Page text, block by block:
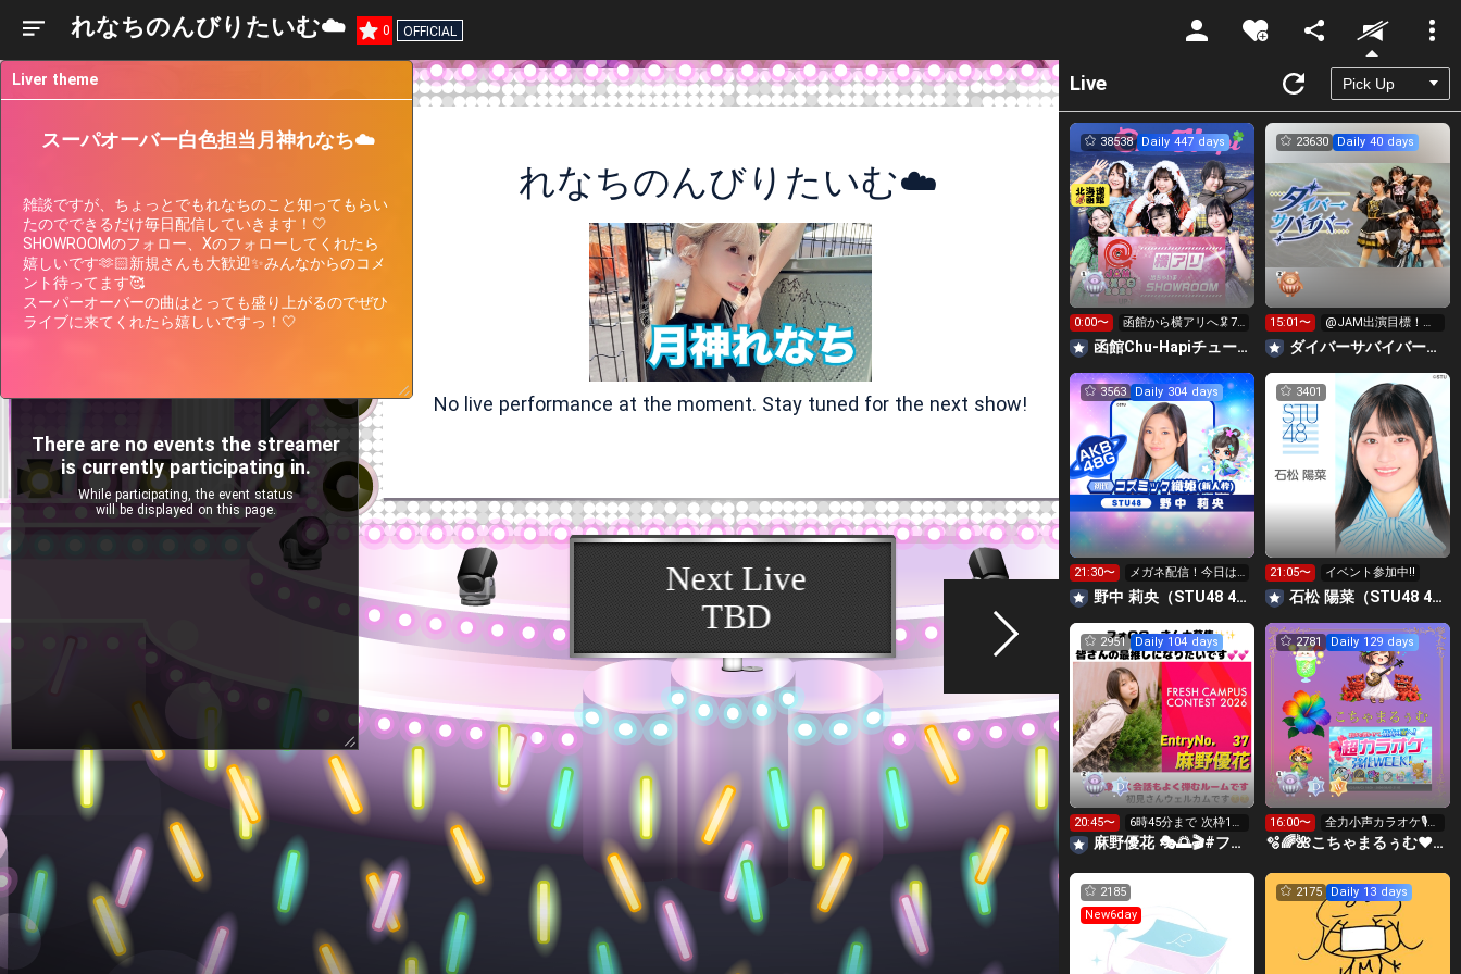
れなちのんびりたいむ☁️ 0 OFFICIAL
Unmute
れなちのんびりたいむ☁️
No live performance at the moment. Stay tuned for the next show!
There are no events the streamer
is currently participating in.
While participating, the event status
will be displayed on this page.
Liver theme
スーパオーバー白色担当月神れなち☁️
雑談ですが、ちょっとでもれなちのこと知ってもらい
たのでできるだけ毎日配信していきます！🤍
SHOWROOMのフォロー、Xのフォローしてくれたら
嬉しいです🫶🏻新規さんも大歓迎✨みんなからのコメ
ント待ってます🥰
スーパーオーバーの曲はとっても盛り上がるのでぜひ
ライブに来てくれたら嬉しいですっ！🤍
Live
38538 Daily 447 days
0:00〜
函館から横アリへ🦑7
時までに330万pt目標 函館Chu-Hapiチューハピ🌈
23630 Daily 40 days
15:01〜
@JAM出演目標！イ
ベ挑戦中元気になり
たい人集合
‪ダイバーサバイバー【公式】
3563 Daily 304 days
21:30〜
メガネ配信！今日は
山口！！‎🤍➞🩷
野中 莉央（STU48 4期研究生）
3401
21:05〜 イベント参加中‼️
石松 陽菜（STU48 4期研究生）
2951 Daily 104 days
20:45〜
6時45分まで 次枠12
時～
麻野優花 🎭🌅🎬#フレキャン2026
2781 Daily 129 days
16:00〜
全力小声カラオケ🎙️1
wで333曲目標🎶✨️
🫧🌈🌺こちゃまるぅむ❤☀️🪕育児中️🪄7周年🫧
2185
New6day
2175 Daily 13 days